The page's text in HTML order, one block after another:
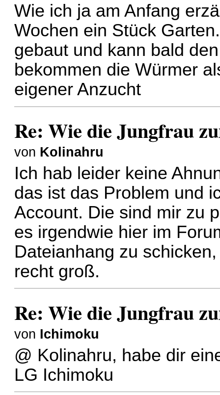
Wie ich ja am Anfang
Wochen ein Stück
gebaut und kann bald
bekommen die Würmer
eigener Anzucht
Re: Wie die Jungfrau
von Kolinahru
Ich hab leider keine
das ist das Problem und
Account. Die sind mir zu
es irgendwie hier im
Dateianhang zu
recht groß.
Re: Wie die Jungfrau
von Ichimoku
@ Kolinahru, habe dir
LG Ichimoku